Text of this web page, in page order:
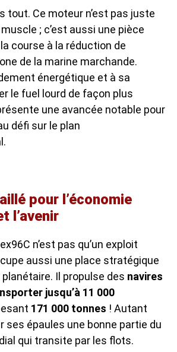
tout. Ce moteur n’est pas juste
; c’est aussi une pièce
course à la réduction de
de la marine marchande.
énergétique et à sa
le fuel lourd de façon plus
une avancée notable pour
défi sur le plan
pour l’économie
l’avenir
n’est pas qu’un exploit
aussi une place stratégique
planétaire. Il propulse des navires
jusqu’à 11 000
171 000 tonnes ! Autant
ses épaules une bonne partie du
qui transite par les flots.